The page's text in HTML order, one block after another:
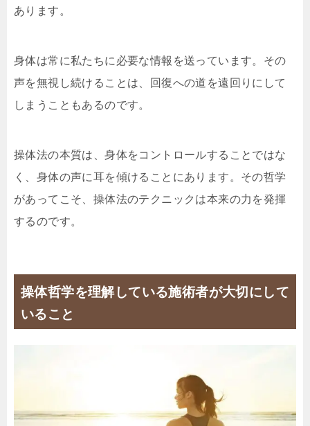
あります。
身体は常に私たちに必要な情報を送っています。その
声を無視し続けることは、回復への道を遠回りにして
しまうこともあるのです。
操体法の本質は、身体をコントロールすることではな
く、身体の声に耳を傾けることにあります。その哲学
があってこそ、操体法のテクニックは本来の力を発揮
するのです。
操体哲学を理解している施術者が大切にして
いること